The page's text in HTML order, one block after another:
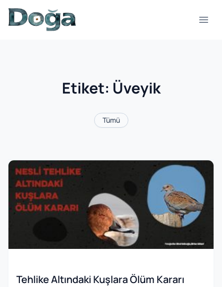
İçeriğe geç
Etiket: Üveyik
Tümü
Tehlike Altındaki Kuşlara Ölüm Kararı